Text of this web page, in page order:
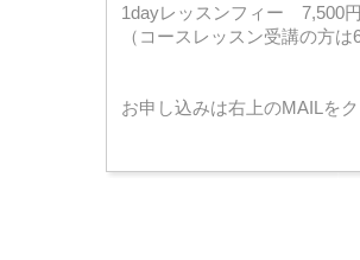
1dayレッスンフィー 7,500
（コースレッスン受講の方は
お申し込みは右上のMAILを